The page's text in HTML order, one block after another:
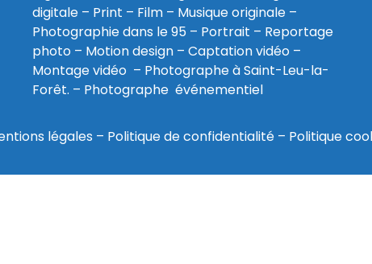
digitale – Print – Film – Musique originale –
Photographie dans le 95 – Portrait – Reportage
photo – Motion design – Captation vidéo –
Montage vidéo – Photographe à Saint-Leu-la-
Forêt. – Photographe événementiel
légales – Politique de confidentialité– Politique